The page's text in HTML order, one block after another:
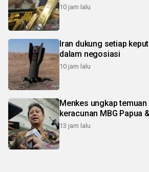
10 jam lalu
Iran dukung setiap
dalam negosiasi
10 jam lalu
Menkes ungkap
keracunan MBG Papua
13 jam lalu